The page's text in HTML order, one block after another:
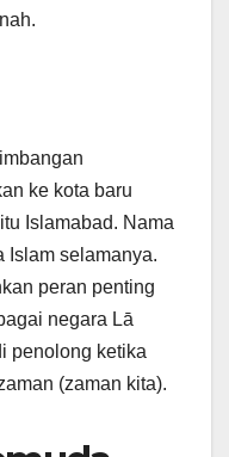
ke kota baru
Islamabad. Nama
Islam selamanya.
peran penting
negara Lā
penolong ketika
(zaman kita).